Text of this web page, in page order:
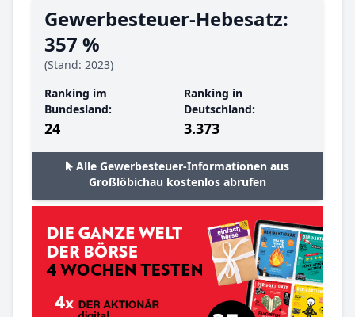
Gewerbesteuer-Hebesatz:
357 %
(Stand: 2023)
Ranking im
Bundesland:
24
Ranking in
Deutschland:
3.373
Alle Gewerbesteuer-Informationen aus
Großlöbichau kostenlos abrufen